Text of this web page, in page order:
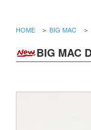
HOME ＞BIG MAC ＞
BIG MAC